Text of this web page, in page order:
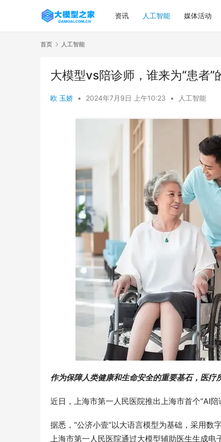
资讯 人工智能 媒体活动
首页 人工智能
大模型vs陪诊师，谁来为“患者”
欧 玉娇 • 2024年7月9日 上午10:23 • 人工智能
作为保障人类健康和生命安全的重要基石，医
近日，上海市第一人民医院推出上海市首个“AI
据悉，“公济小壹”以大语言模型为基础，采用
上海市第一人民医院通过大模型辅助医生生成